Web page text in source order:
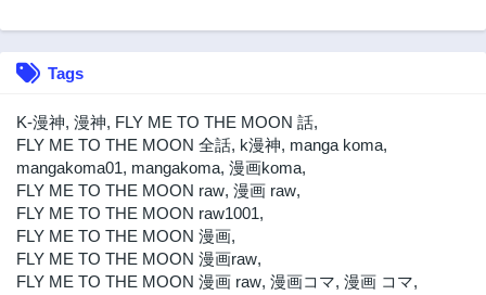
第218話
2年前
第216話
2年前
第215話
2年前
第214話
2年前
第213話
2年前
第212話
2年前
第210話 第209話
Tags
K-漫神, 漫神, FLY ME TO THE MOON 話,
FLY ME TO THE MOON 全話, k漫神, manga koma,
mangakoma01, mangakoma, 漫画koma,
FLY ME TO THE MOON raw, 漫画 raw,
FLY ME TO THE MOON raw1001,
FLY ME TO THE MOON 漫画,
FLY ME TO THE MOON 漫画raw,
FLY ME TO THE MOON 漫画 raw, 漫画コマ, 漫画 コマ,